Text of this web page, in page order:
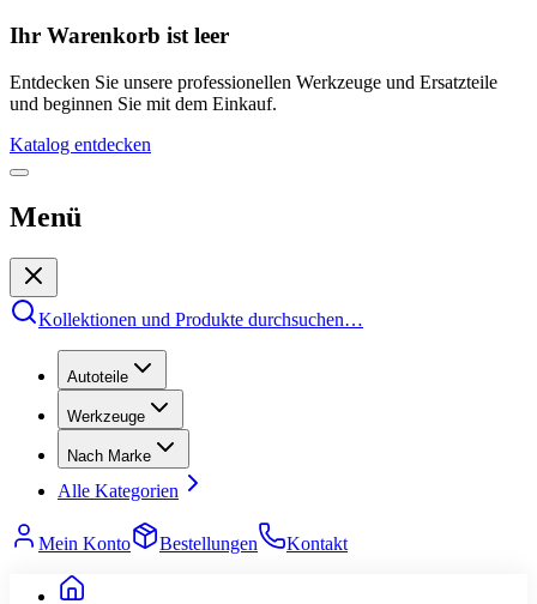
Ihr Warenkorb ist leer
Entdecken Sie unsere professionellen Werkzeuge und Ersatzteile
und beginnen Sie mit dem Einkauf.
Katalog entdecken
Menü
Kollektionen und Produkte durchsuchen…
Autoteile
Werkzeuge
Nach Marke
Alle Kategorien
Mein Konto Bestellungen Kontakt